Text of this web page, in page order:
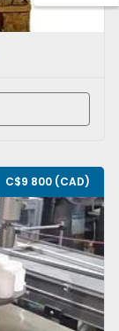
C$9 800 (CAD)